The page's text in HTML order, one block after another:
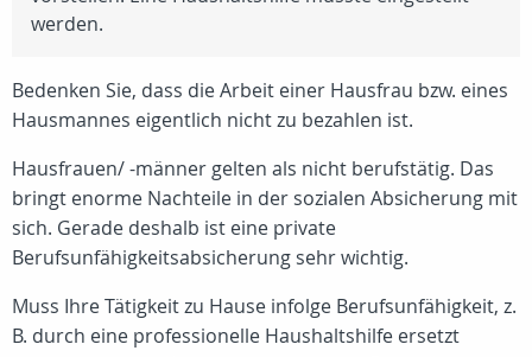
werden.
Bedenken Sie, dass die Arbeit einer Hausfrau bzw. eines
Hausmannes eigentlich nicht zu bezahlen ist.
Hausfrauen/ -männer gelten als nicht berufstätig. Das
bringt enorme Nachteile in der sozialen Absicherung mit
sich. Gerade deshalb ist eine private
Berufsunfähigkeitsabsicherung sehr wichtig.
Muss Ihre Tätigkeit zu Hause infolge Berufsunfähigkeit, z.
B. durch eine professionelle Haushaltshilfe ersetzt